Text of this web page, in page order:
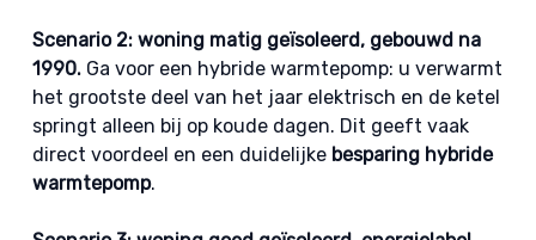
Scenario 2: woning matig geïsoleerd, gebouwd na
1990.Ga voor een hybride warmtepomp: u verwarmt
het grootste deel van het jaar elektrisch en de ketel
springt alleen bij op koude dagen. Dit geeft vaak
direct voordeel en een duidelijke besparing hybride
warmtepomp.